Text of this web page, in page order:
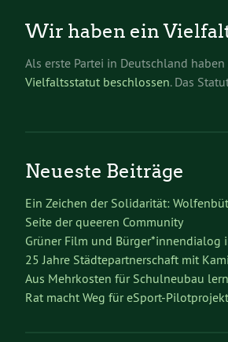
Wir haben ein
Als erste Partei in Deutschland
Vielfaltsstatut beschlossen. Das
Neueste Beiträge
Ein Zeichen der Solidarität:
Seite der queeren Community
Grüner Film und Bürger*innendialog
25 Jahre Städtepartnerschaft mit
Aus Mehrkosten für Schulneubau
Rat macht Weg für eSport-